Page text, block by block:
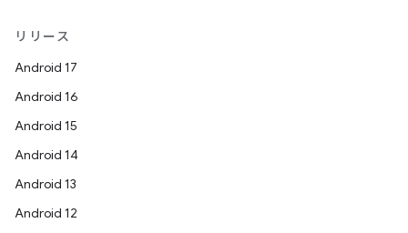
リリース
Android 17
Android 16
Android 15
Android 14
Android 13
Android 12